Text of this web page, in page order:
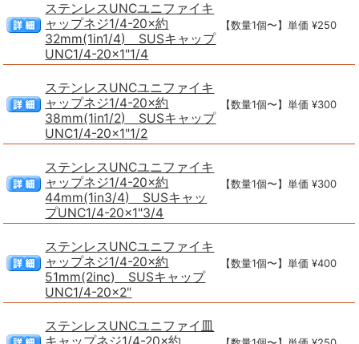
ステンレスUNCユニファイキ
ャップネジ1/4-20×約
32mm(1in1/4) SUSキャップ
UNC1/4-20×1"1/4
【数量1個〜】単価 ¥250
ステンレスUNCユニファイキ
ャップネジ1/4-20×約
38mm(1in1/2) SUSキャップ
UNC1/4-20×1"1/2
【数量1個〜】単価 ¥300
ステンレスUNCユニファイキ
ャップネジ1/4-20×約
44mm(1in3/4) SUSキャッ
プUNC1/4-20×1"3/4
【数量1個〜】単価 ¥300
ステンレスUNCユニファイキ
ャップネジ1/4-20×約
51mm(2inc) SUSキャップ
UNC1/4-20×2"
【数量1個〜】単価 ¥400
ステンレスUNCユニファイ皿